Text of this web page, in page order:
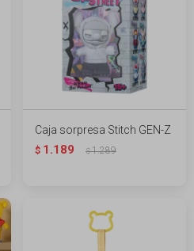
Caja sorpresa Stitch GEN-Z
$ 1.189 $1.289